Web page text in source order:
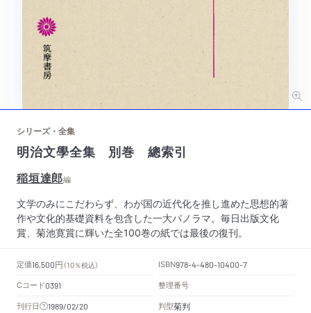
シリーズ・全集
明治文學全集 別巻 總索引
稲垣達郎編
文学のみにこだわらず、わが国の近代化を推し進めた思想的著
作や文化的基礎資料を包含した一大パノラマ。毎日出版文化
賞、菊池寛賞に輝いた全100巻の紙では最後の復刊。
定価16,500円 （10％税込） ISBN978-4-480-10400-7
Cコード0391
整理番号
刊行日
1989/02/20 判型菊判